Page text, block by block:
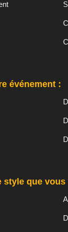
événement :
style que